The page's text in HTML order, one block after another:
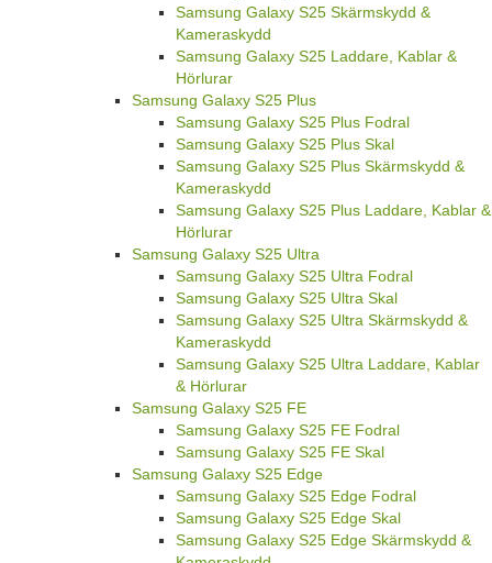
Samsung Galaxy S25 Skärmskydd &
Kameraskydd
Samsung Galaxy S25 Laddare, Kablar &
Hörlurar
Samsung Galaxy S25 Plus
Samsung Galaxy S25 Plus Fodral
Samsung Galaxy S25 Plus Skal
Samsung Galaxy S25 Plus Skärmskydd &
Kameraskydd
Samsung Galaxy S25 Plus Laddare, Kablar &
Hörlurar
Samsung Galaxy S25 Ultra
Samsung Galaxy S25 Ultra Fodral
Samsung Galaxy S25 Ultra Skal
Samsung Galaxy S25 Ultra Skärmskydd &
Kameraskydd
Samsung Galaxy S25 Ultra Laddare, Kablar
& Hörlurar
Samsung Galaxy S25 FE
Samsung Galaxy S25 FE Fodral
Samsung Galaxy S25 FE Skal
Samsung Galaxy S25 Edge
Samsung Galaxy S25 Edge Fodral
Samsung Galaxy S25 Edge Skal
Samsung Galaxy S25 Edge Skärmskydd &